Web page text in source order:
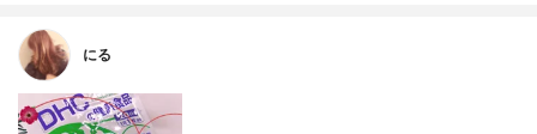
にる